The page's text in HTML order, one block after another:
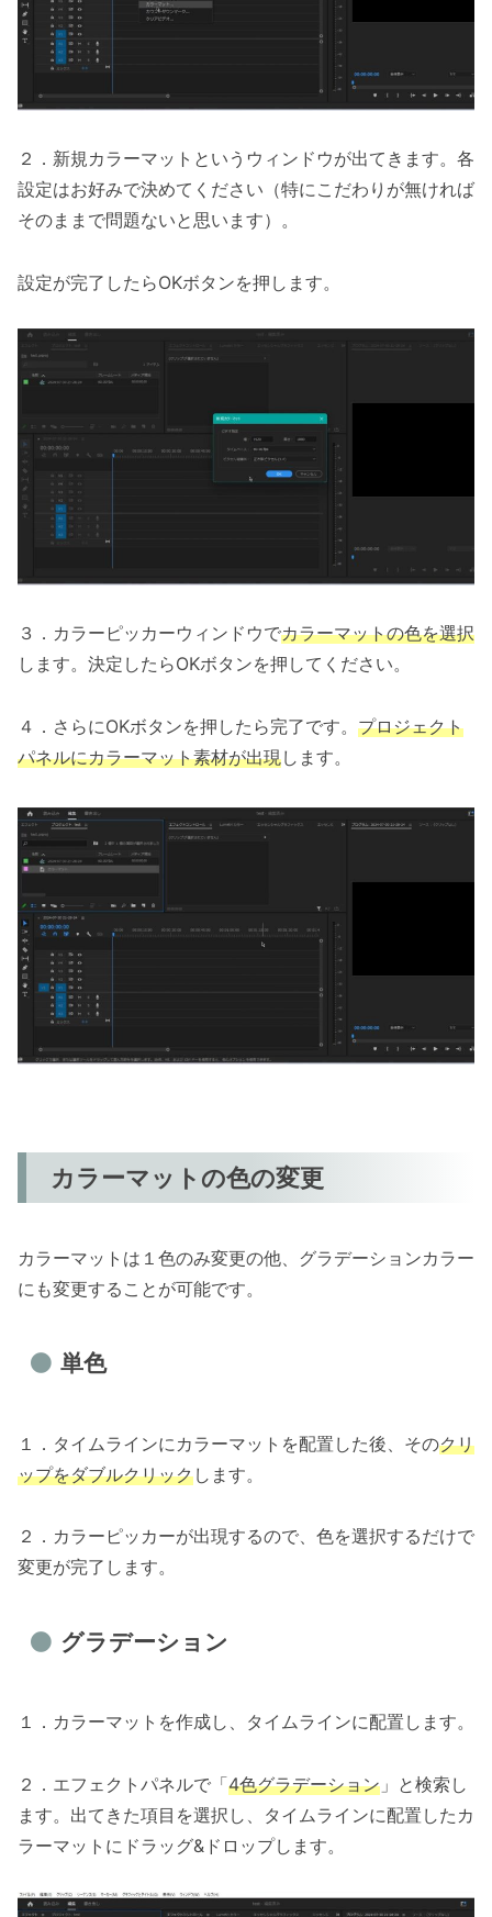
２．新規カラーマットというウィンドウが出てきます。各
設定はお好みで決めてください（特にこだわりが無ければ
そのままで問題ないと思います）。
設定が完了したらOKボタンを押します。
３．カラーピッカーウィンドウでカラーマットの色を選択
します。決定したらOKボタンを押してください。
４．さらにOKボタンを押したら完了です。 プロジェクト
パネルにカラーマット素材が出現します。
カラーマットの色の変更
カラーマットは１色のみ変更の他、グラデーションカラー
にも変更することが可能です。
単色
１．タイムラインにカラーマットを配置した後、そのクリ
ップをダブルクリックします。
２．カラーピッカーが出現するので、色を選択するだけで
変更が完了します。
グラデーション
１．カラーマットを作成し、タイムラインに配置します。
２．エフェクトパネルで「4色グラデーション 」と検索し
ます。出てきた項目を選択し、タイムラインに配置したカ
ラーマットにドラッグ&ドロップします。